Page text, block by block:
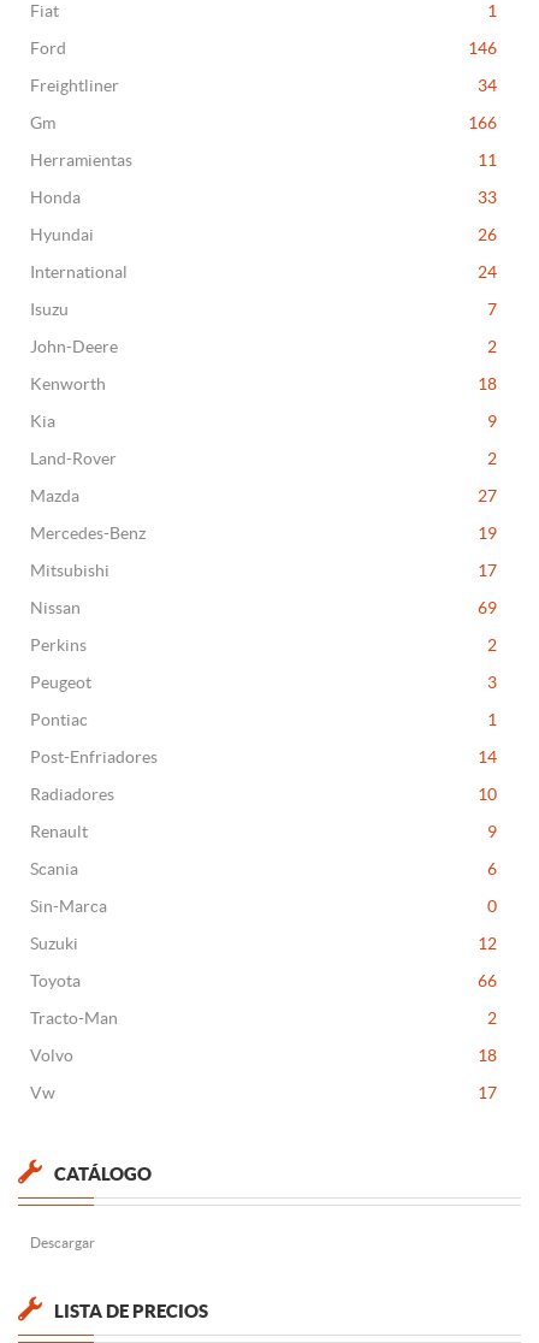
Fiat
1
Ford
146
Freightliner
34
Gm
166
Herramientas
11
Honda
33
Hyundai
26
International
24
Isuzu
7
John-Deere
2
Kenworth
18
Kia
9
Land-Rover
2
Mazda
27
Mercedes-Benz
19
Mitsubishi
17
Nissan
69
Perkins
2
Peugeot
3
Pontiac
1
Post-Enfriadores
14
Radiadores
10
Renault
9
Scania
6
Sin-Marca
0
Suzuki
12
Toyota
66
Tracto-Man
2
Volvo
18
Vw
17
CATÁLOGO
Descargar
LISTA DE PRECIOS